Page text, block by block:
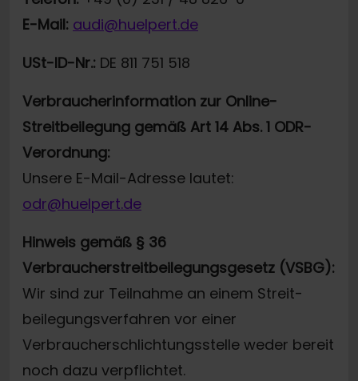
E-Mail: audi@huelpert.de
USt-ID-Nr.: DE 811 751 518
Verbraucherinformation zur Online-
Streitbeilegung gemäß Art 14 Abs. 1 ODR-
Verordnung:
Unsere E-Mail-Adresse lautet:
odr@huelpert.de
Hinweis gemäß § 36
Verbraucherstreitbeilegungsgesetz (VSBG):
Wir sind zur Teilnahme an einem Streit-
beilegungsverfahren vor einer
Verbraucherschlichtungsstelle weder bereit
noch dazu verpflichtet.